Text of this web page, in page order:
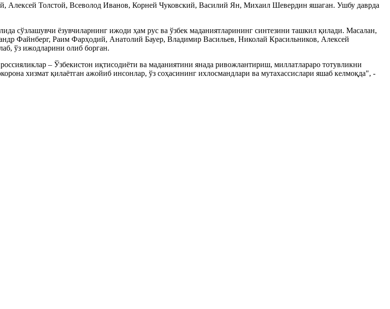
Алексей Толстой, Всеволод Иванов, Корней Чуковский, Василий Ян, Михаил Шевердин яшаган. Ушбу даврда
сўзлашувчи ёзувчиларнинг ижоди ҳам рус ва ўзбек маданиятларининг синтезини ташкил қилади. Масалан,
Файнберг, Раим Фарҳодий, Анатолий Бауер, Владимир Васильев, Николай Красильников, Алексей
ўз ижодларини олиб борган.
– Ўзбекистон иқтисодиёти ва маданиятини янада ривожлантириш, миллатлараро тотувликни
хизмат қилаётган ажойиб инсонлар, ўз соҳасининг ихлосмандлари ва мутахассислари яшаб келмоқда", -